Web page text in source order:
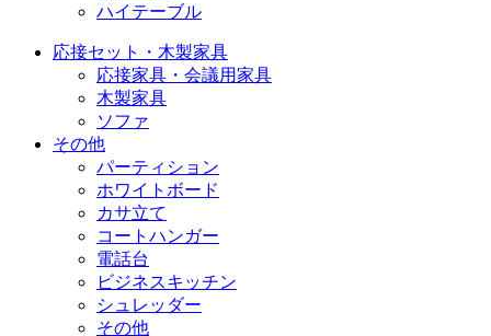
ハイテーブル
応接セット・木製家具
応接家具・会議用家具
木製家具
ソファ
その他
パーティション
ホワイトボード
カサ立て
コートハンガー
電話台
ビジネスキッチン
シュレッダー
その他